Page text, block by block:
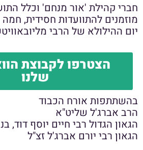
חברי קהילת 'אור מנחם' וכלל
מוזמנים להתוועדות חסידית,
יום ההילולא של הרבי
הצטרפו לקבוצת
שלנו
בהשתתפות אורח הכבוד
הרב אברג'ל שליט"א
הגאון הגדול רבי חיים יוסף דוד,
הגאון רבי יורם אברג'ל זצ"ל